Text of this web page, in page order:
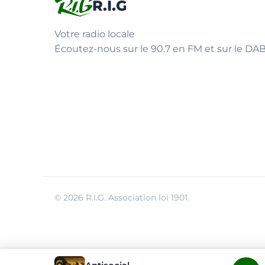
R.I.G
Votre radio locale
Écoutez-nous sur le 90.7 en FM et sur le
© 2026 R.I.G. Association loi 1901.